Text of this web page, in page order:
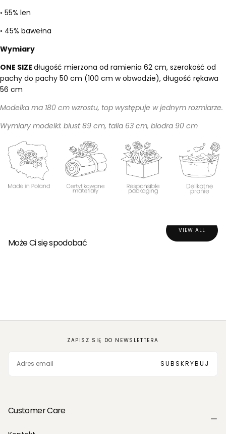
◦ 55% len
◦ 45% bawełna
Wymiary
ONE SIZE długość mierzona od ramienia 62 cm, szerokość od
pachy do pachy 50 cm (100 cm w obwodzie), długość rękawa
56 cm
Modelka ma 180 cm wzrostu, top występuje w jednym rozmiarze.
Wymiary modelki: biust 89 cm, talia 63 cm, biodra 90 cm
Może Ci się spodobać
VIEW ALL
ZAPISZ SIĘ DO NEWSLETTERA
SUBSKRYBUJ
Customer Care